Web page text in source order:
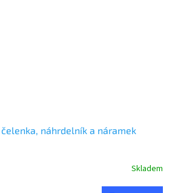
náhrdelník a náramek
Skladem